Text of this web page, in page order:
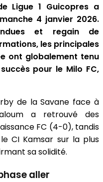
Ligue 1 Guicopres a
4 janvier 2026.
et regain de
les principales
ont globalement tenu
pour le Milo FC,
de la Savane face à
a retrouvé des
FC (4-0), tandis
CI Kamsar sur la plus
sa solidité.
aller